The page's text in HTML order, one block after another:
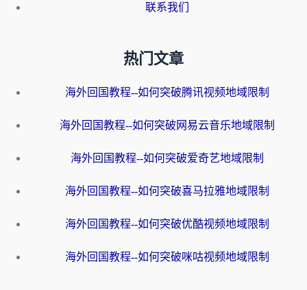
联系我们
热门文章
海外回国教程--如何突破腾讯视频地域限制
海外回国教程--如何突破网易云音乐地域限制
海外回国教程--如何突破爱奇艺地域限制
海外回国教程--如何突破喜马拉雅地域限制
海外回国教程--如何突破优酷视频地域限制
海外回国教程--如何突破咪咕视频地域限制